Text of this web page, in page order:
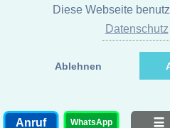
Diese Webseite
Datenschutz
Ablehnen
© www.malerbetrieb-
Anruf WhatsApp